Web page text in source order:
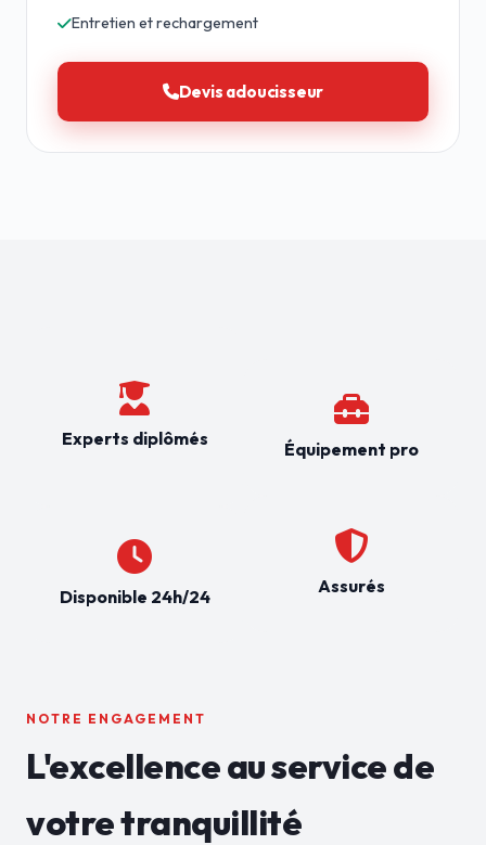
Entretien et rechargement
Devis adoucisseur
Experts diplômés
Disponible 24h/24
Équipement pro
Assurés
NOTRE ENGAGEMENT
L'excellence au service de
votre tranquillité